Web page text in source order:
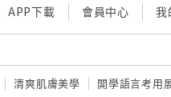
APP下載 會員中心 我
清爽肌膚美學 開學語言考用